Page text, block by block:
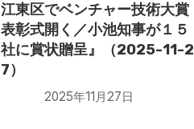
江東区でベンチャー技術大賞
表彰式開く／小池知事が１５
社に賞状贈呈』（2025-11-2
7）
2025年11月27日